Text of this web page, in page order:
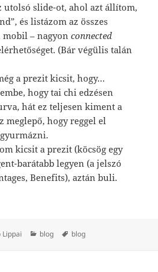
slide-ot, ahol azt állítom,
és listázom az összes
mobil – nagyonconnected
(Bár végülis talán
a prezit kicsit, hogy…
hogy tai chi edzésen
hát ez teljesen kiment a
meglepő, hogy reggel el
kicsit a prezit (köcsög egy
barátabb legyen (a jelszó
Benefits), aztán buli.
Lippai Kategória
blog Címke
blog